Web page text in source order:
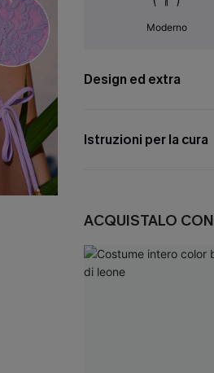
Moderno
Design ed extra
Istruzioni per la cura
ACQUISTALO CON